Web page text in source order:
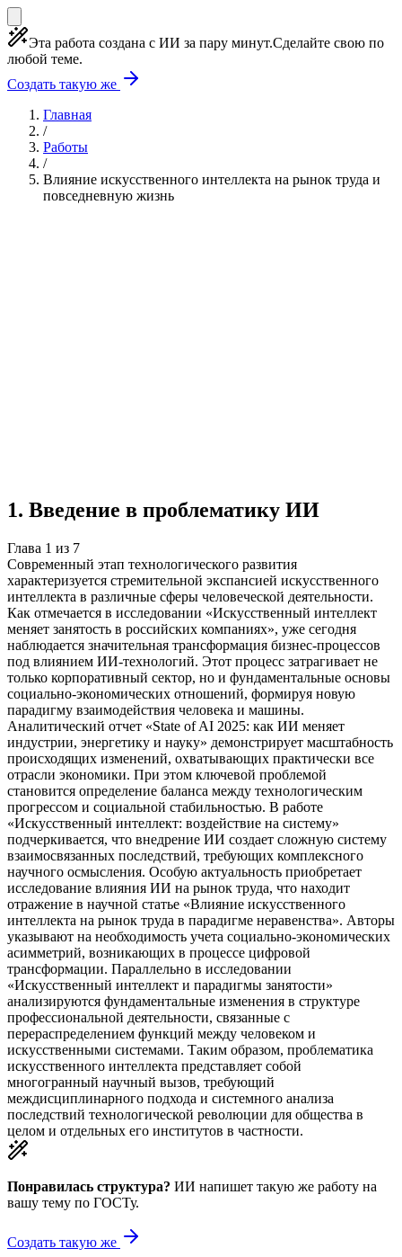
Эта работа создана с ИИ за пару минут.Сделайте свою по
любой теме.
Создать такую же
Главная
/
Работы
/
Влияние искусственного интеллекта на рынок труда и
повседневную жизнь
1. Введение в проблематику ИИ
Глава 1 из 7
Современный этап технологического развития
характеризуется стремительной экспансией искусственного
интеллекта в различные сферы человеческой деятельности.
Как отмечается в исследовании «Искусственный интеллект
меняет занятость в российских компаниях», уже сегодня
наблюдается значительная трансформация бизнес-процессов
под влиянием ИИ-технологий. Этот процесс затрагивает не
только корпоративный сектор, но и фундаментальные основы
социально-экономических отношений, формируя новую
парадигму взаимодействия человека и машины.
Аналитический отчет «State of AI 2025: как ИИ меняет
индустрии, энергетику и науку» демонстрирует масштабность
происходящих изменений, охватывающих практически все
отрасли экономики. При этом ключевой проблемой
становится определение баланса между технологическим
прогрессом и социальной стабильностью. В работе
«Искусственный интеллект: воздействие на систему»
подчеркивается, что внедрение ИИ создает сложную систему
взаимосвязанных последствий, требующих комплексного
научного осмысления. Особую актуальность приобретает
исследование влияния ИИ на рынок труда, что находит
отражение в научной статье «Влияние искусственного
интеллекта на рынок труда в парадигме неравенства». Авторы
указывают на необходимость учета социально-экономических
асимметрий, возникающих в процессе цифровой
трансформации. Параллельно в исследовании
«Искусственный интеллект и парадигмы занятости»
анализируются фундаментальные изменения в структуре
профессиональной деятельности, связанные с
перераспределением функций между человеком и
искусственными системами. Таким образом, проблематика
искусственного интеллекта представляет собой
многогранный научный вызов, требующий
междисциплинарного подхода и системного анализа
последствий технологической революции для общества в
целом и отдельных его институтов в частности.
Понравилась структура? ИИ напишет такую же работу на
вашу тему по ГОСТу.
Создать такую же